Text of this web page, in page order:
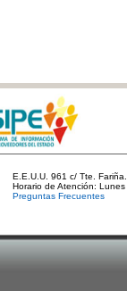
E.E.U.U. 961 c/ Tte.
Horario de Atención:
Preguntas Frecuentes